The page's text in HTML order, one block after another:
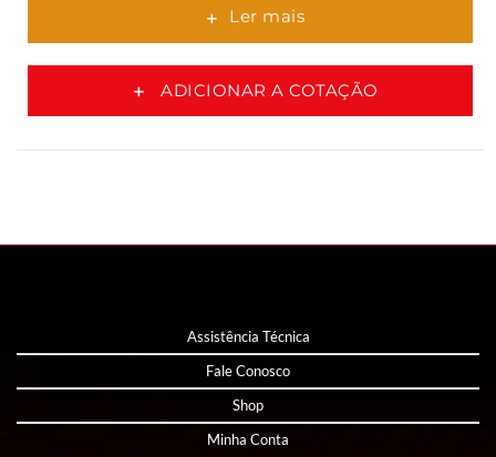
Ler mais
ADICIONAR A COTAÇÃO
Assistência Técnica
Fale Conosco
Shop
Minha Conta